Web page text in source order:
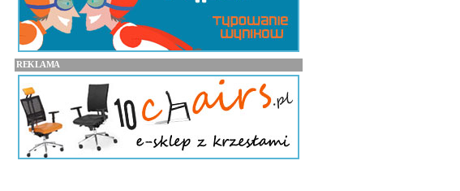
REKLAMA